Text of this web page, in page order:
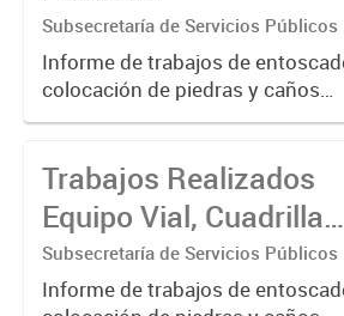
Subsecretaría de Servicios Públicos
Informe de trabajos de
colocación de piedras y caños
(zanjeo - cruce de calles)
construcción, colocación de tapa
registro, reparación...
Trabajos Realizados
Equipo Vial, Cuadrilla
Bacheo, Servicio
Eléctrico - Noviembre
Subsecretaría de Servicios Públicos
Informe de trabajos de